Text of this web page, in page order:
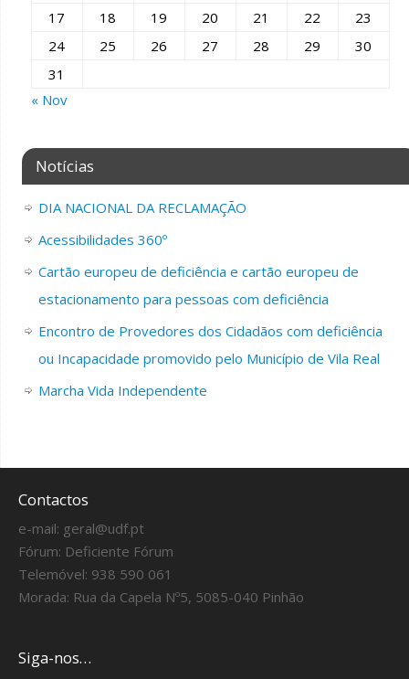
17
18 19 20 21 22
23
24
25 26 27 28 29
30
31
« Nov
Notícias
DIA NACIONAL DA RECLAMAÇÃO
Acessibilidades 360º
Cartão europeu de deficiência e cartão europeu de
estacionamento para pessoas com deficiência
Encontro de Provedores dos Cidadãos com deficiência
ou Incapacidade promovido pelo Município de Vila Real
Marcha Vida Independente
Contactos
e-mail: geral@udf.pt
Fórum: Deficiente Fórum
Telemóvel: 938 590 061
Morada: Rua da Capela Nº5, 5085-040 Pinhão
Siga-nos…